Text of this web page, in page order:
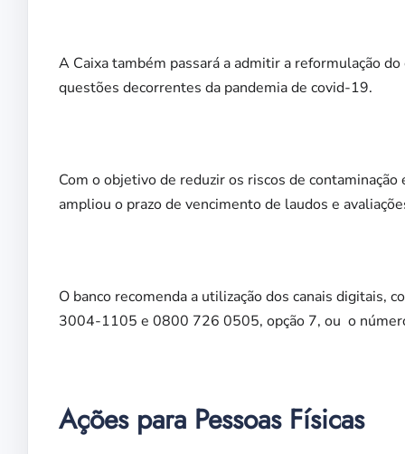
A Caixa também passará a admitir a reformulação
questões decorrentes da pandemia de covid-19.
Com o objetivo de reduzir os riscos de
ampliou o prazo de vencimento de laudos e
O banco recomenda a utilização dos canais digitais,
3004-1105 e 0800 726 0505, opção 7, ou o
Ações para Pessoas Físicas